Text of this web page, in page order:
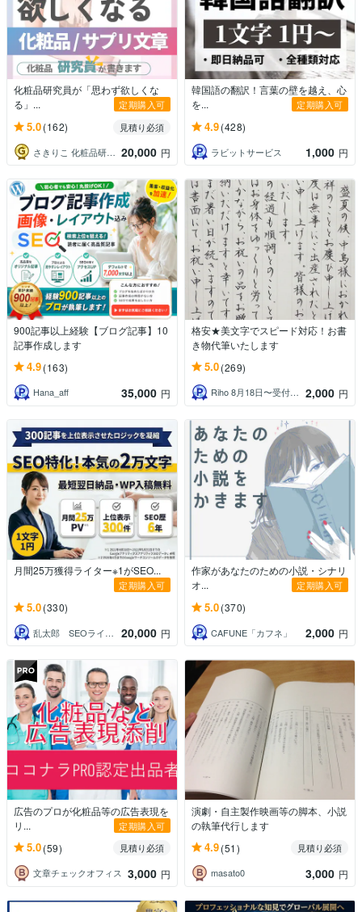
化粧品研究員が「思わず欲しくな
る」...
定期購入可
5.0(162)
見積り必須
さきりこ 化粧品研究員ライター
20,000 円
韓国語の翻訳！言葉の壁を越え、心
を...
定期購入可
4.9(428)
ラビットサービス 1,000 円
900記事以上経験【ブログ記事】10
記事作成します
4.9(163)
Hana_aff 35,000 円
格安★美文字でスピード対応！お書
き物代筆いたします
5.0(269)
Riho 8月18日〜受付一時休止 2,000 円
月間25万獲得ライター※1がSEO...
定期購入可
5.0(330)
乱太郎 SEOライター 20,000 円
作家があなたのための小説・シナリ
オ...
定期購入可
5.0(370)
CAFUNE「カフネ」 2,000 円
広告のプロが化粧品等の広告表現を
リ...
定期購入可
5.0(59)
見積り必須
文章チェックオフィス 3,000 円
演劇・自主製作映画等の脚本、小説
の執筆代行します
4.9(51)
見積り必須
masato0
3,000 円